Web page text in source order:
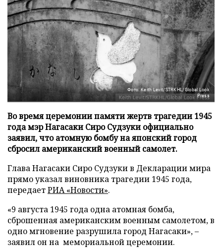
Фото: Keith Levit/STRKHL/Global Look
Press
Во время церемонии памяти жертв трагедии 1945
года мэр Нагасаки Сиро Судзуки официально
заявил, что атомную бомбу на японский город
сбросил американский военный самолет.
Глава Нагасаки Сиро Судзуки в Декларации мира
прямо указал виновника трагедии 1945 года,
передаетРИА «Новости».
«9 августа 1945 года одна атомная бомба,
сброшенная американским военным самолетом, в
одно мгновение разрушила город Нагасаки», –
заявил он на мемориальной церемонии.